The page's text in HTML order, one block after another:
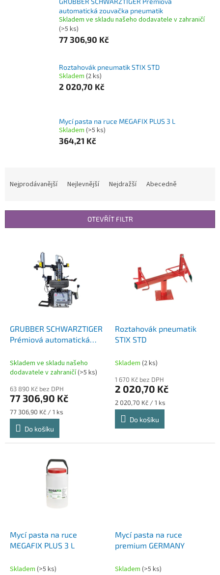
automatická zouvačka pneumatik
Skladem ve skladu našeho dodavatele v zahraničí
(>5 ks)
77 306,90 Kč
Roztahovák pneumatik STIX STD
Skladem (2 ks)
2 020,70 Kč
Mycí pasta na ruce MEGAFIX PLUS 3 L
Skladem (>5 ks)
364,21 Kč
í
Nejprodávanější Nejlevnější Nejdražší Abecedně
OTEVŘÍT FILTR
GRUBBER SCHWARZTIGER
Prémiová automatická
Skladem ve skladu našeho
dodavatele v zahraničí(>5 ks)
63 890 Kč bez DPH
77 306,90 Kč
Měrná
cena:
77 306,90 Kč / 1 ks
Do košíku
Roztahovák pneumatik
STIX STD
Skladem (2 ks)
1 670 Kč bez DPH
2 020,70 Kč
Měrná
cena:
2 020,70 Kč / 1 ks
Do košíku
Mycí pasta na ruce
MEGAFIX PLUS 3 L
Skladem (>5 ks)
Mycí pasta na ruce
premium GERMANY
Skladem (>5 ks)